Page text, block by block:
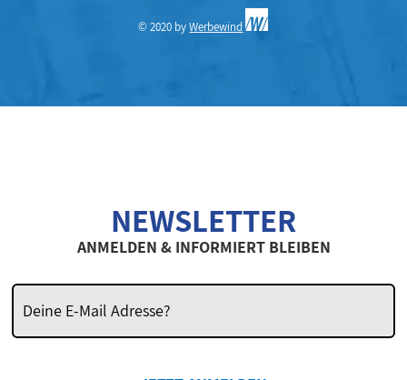
© 2020 byWerbewind
NEWSLETTER
ANMELDEN & INFORMIERT BLEIBEN